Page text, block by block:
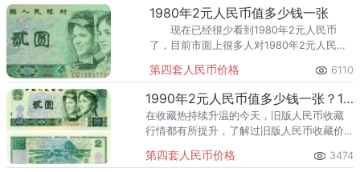
区，关注钱币收藏的人越来越多
1980年2元人民币值多少钱一张
现在已经很少看到1980年2元人民币
了，目前市面上很多人对1980年2元人民币
迎的钱币之一。
第四套人民币价格 6110
1990年2元人民币值多少钱一张？1990年2元人民币收藏前景分析
在收藏热持续升温的今天，旧版人民币收藏
行情都有所提升，了解过旧版人民币收藏价
中。
第四套人民币价格 3474